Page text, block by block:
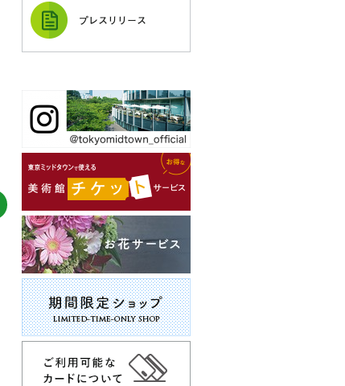
ガレリア内ガーデンテラス1F
TOKYO TEN、 だし茶漬け えん
プレスリリース